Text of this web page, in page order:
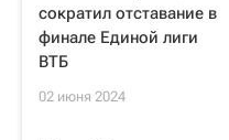
сократил отставание в
финале Единой лиги
ВТБ
02 июня 2024